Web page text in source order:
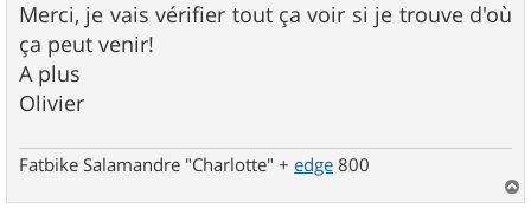
s
s
a
g
e
Merci, je vais vérifier tout ça voir si je trouve d'où
ça peut venir!
A plus
Olivier
Fatbike Salamandre "Charlotte" + edge 800
a